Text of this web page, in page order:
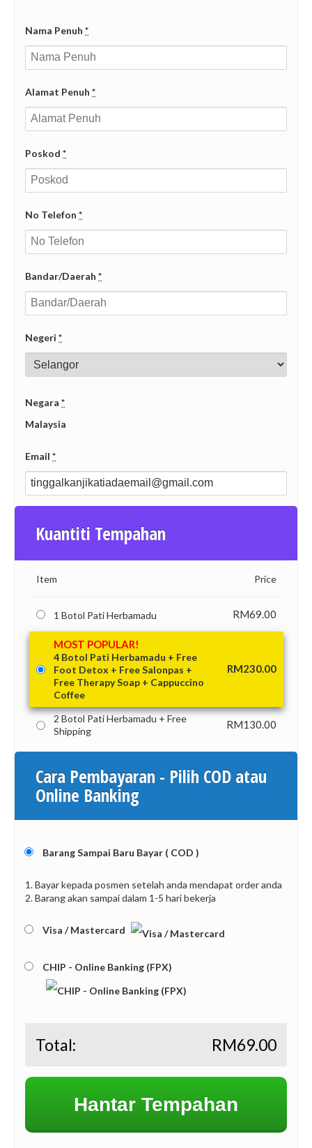
Nama Penuh *
Alamat Penuh *
Poskod *
No Telefon *
Bandar/Daerah *
Negeri *
Negara *
Malaysia
Email *
Kuantiti Tempahan
Item Price
1 Botol Pati Herbamadu RM69.00
MOST POPULAR!
4 Botol Pati Herbamadu + Free
Foot Detox + Free Salonpas +
Free Therapy Soap + Cappuccino
Coffee
RM230.00
2 Botol Pati Herbamadu + Free
Shipping
RM130.00
Cara Pembayaran - Pilih COD atau
Online Banking
Barang Sampai Baru Bayar ( COD )
1. Bayar kepada posmen setelah anda mendapat order anda
2. Barang akan sampai dalam 1-5 hari bekerja
Visa / Mastercard
CHIP - Online Banking (FPX)
Total: RM69.00
Hantar Tempahan